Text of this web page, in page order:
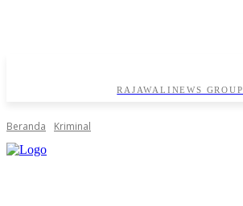
RAJAWALINEWS GROUP
Beranda Kriminal